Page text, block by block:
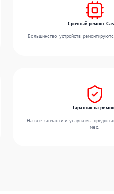
Срочный ремонт
Большинство устройств
Гарантия на
На все запчасти и услуги мы
мес.